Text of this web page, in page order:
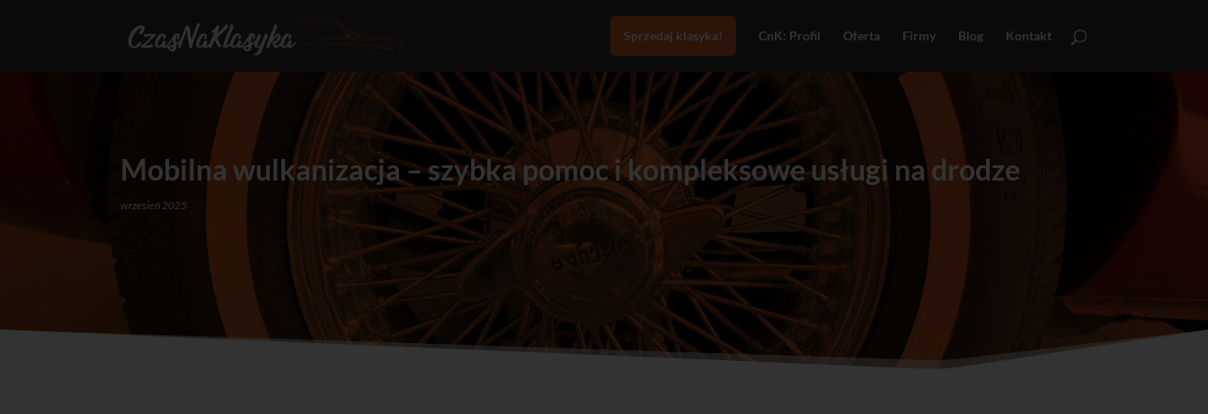
Sprzedaj klasyka! CnK: Profil Oferta Firmy Blog Kontakt
Mobilna wulkanizacja – szybka pomoc i kompleksowe usługi na drodze
wrzesień 2025